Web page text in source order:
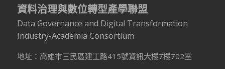
資料治理與數位轉型產學聯盟
Data Governance and Digital Transformation
Industry-Academia Consortium
地址：高雄市三民區建工路415號資訊大樓7樓702室